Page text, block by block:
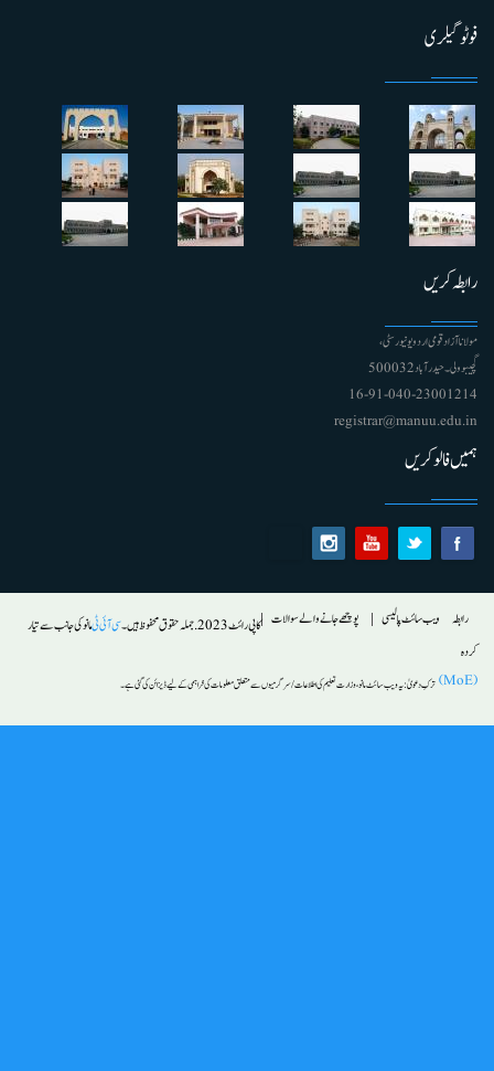
فوٹو گیلری
رابطہ کریں
مولانا آزاد قومی اردو یونیورسٹی ،
گچیبوولی۔ حیدرآباد 500032
91-040-23001214 - 16
registrar@manuu.edu.in
ہمیں فالو کریں
Footer
رابطہ ویب سائٹ پالیسی پوچھے جانے والے سوالات کاپی رائٹ 2023. جملہ حقوق محفوظ ہیں۔ سی آئی ٹیمانو کی جانب سے تیار
کردہ
(MoE)
ترکِ دعویٰ :یہ ویب سائٹ مانو ، وزارت تعلیم کی اطلاعات/ سرگرمیوں سے متعلق معلومات کی فراہمی کے لیے ڈیزائن کی گئی ہے۔